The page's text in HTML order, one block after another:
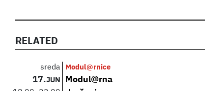
RELATED
sreda
17.JUN
Modul@rnice
Modul@rna